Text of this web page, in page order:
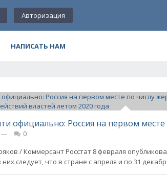
Авторизация
НАПИСАТЬ НАМ
---
0
/ Коммерсант Росстат 8 февраля
них следует, что в стране с апреля и по 31